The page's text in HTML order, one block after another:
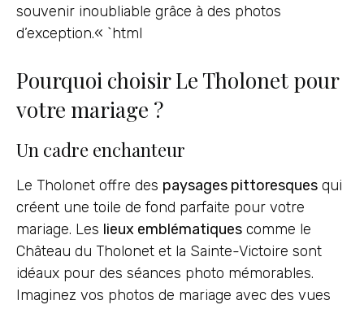
souvenir inoubliable grâce à des photos
d’exception.« `html
Pourquoi choisir Le Tholonet pour
votre mariage ?
Un cadre enchanteur
Le Tholonet offre des paysages pittoresques qui
créent une toile de fond parfaite pour votre
mariage. Les lieux emblématiques comme le
Château du Tholonet et la Sainte-Victoire sont
idéaux pour des séances photo mémorables.
Imaginez vos photos de mariage avec des vues